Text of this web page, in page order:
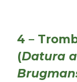
4 –
(Datura